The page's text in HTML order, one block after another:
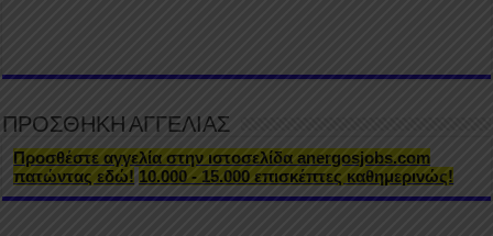
ΠΡΟΣΘΗΚΗ ΑΓΓΕΛΙΑΣ
Προσθέστε αγγελία στην ιστοσελίδα anergosjobs.com
πατώντας εδώ! 10.000 - 15.000 επισκέπτες καθημερινώς!